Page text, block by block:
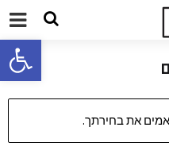
את בחירתך.